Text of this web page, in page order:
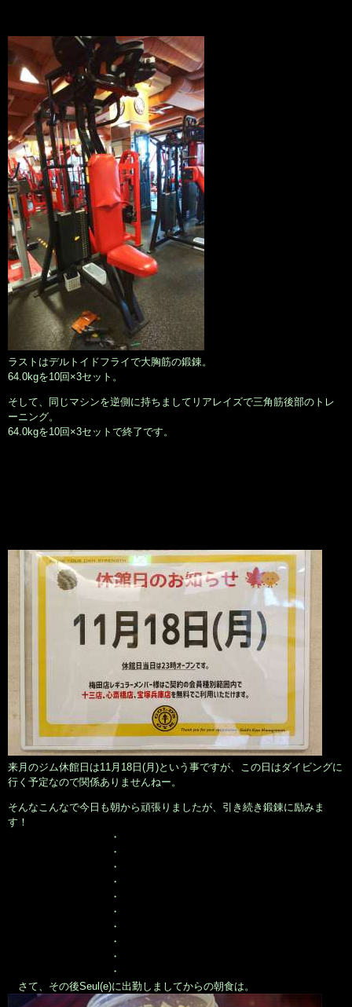
ラストはデルトイドフライで大胸筋の鍛錬。
64.0kgを10回×3セット。
そして、同じマシンを逆側に持ちましてリアレイズで三角筋後部のトレ
ーニング。
64.0kgを10回×3セットで終了です。
来月のジム休館日は11月18日(月)という事ですが、この日はダイビングに
行く予定なので関係ありませんねー。
そんなこんなで今日も朝から頑張りましたが、引き続き鍛錬に励みま
す！
・
・
・
・
・
・
・
・
・
・
さて、その後Seul(e)に出勤しましてからの朝食は。